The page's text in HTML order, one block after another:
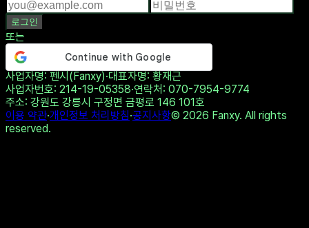
로그인
또는
사업자명: 펜시(Fanxy)·대표자명: 황재근
사업자번호: 214-19-05358·연락처 : 070-7954-9774
주소: 강원도 강릉시 구정면 금평로 146 101호
이용 약관·개인정보 처리방침·공지사항© 2026 Fanxy. All rights
reserved.